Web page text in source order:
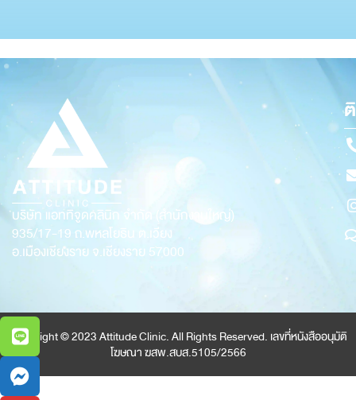
บริษัท แอททิจูดคลินิก จำกัด (สำนักงานใหญ่)
935/17-19 ถ.พหลโยธิน ต.เวียง
อ.เมืองเชียงราย จ.เชียงราย 57000
Copyright © 2023 Attitude Clinic. All Rights Reserved. เลขที่หนังสืออนุมัติ
โฆษณา ฆสพ.สบส.5105/2566